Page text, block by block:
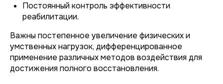
Постоянный контроль эффективности
реабилитации.
Важны постепенное увеличение физических и
умственных нагрузок, дифференцированное
применение различных методов воздействия для
достижения полного восстановления.